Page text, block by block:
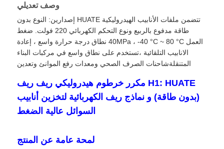
وصف تعديلي
تتضمن ملفات الأنابيب الهيدروليكية HUATE إصدارين: النوع بدون
طاقة مدفوع بالربيع ونوع التحكم الكهربائي 220 فولت. ضغط
العمل 40MPa ، -40 °C ~ 80 °C نطاق درجة حرارة واسع ، إعادة
الانابيب التلقائية ،تستخدم على نطاق واسع في مركبات البناء
المتنقلةشاحنات الصرف الصحي ومعدات رفع الموانئ وتعدين
H1: HUATE مكرر خرطوم هيدروليكي ريف ريف
(بدون طاقة) و نماذج ريف الكهربائية لتخزين أنابيب
السوائل عالية الضغط
لمحة عامة عن المنتج